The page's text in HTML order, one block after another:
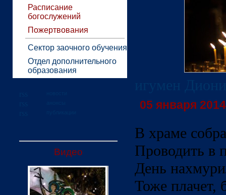
Расписание
богослужений
Пожертвования
Сектор заочного обучения
Отдел дополнительного
образования
Видео
05 января 2014
В храме
Проводить в
День
Тоже плачет,